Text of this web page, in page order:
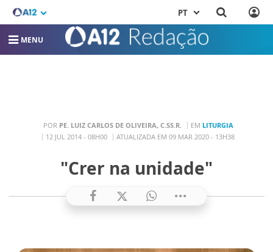
PT
MENU
POR PE. LUIZ CARLOS DE OLIVEIRA, C.SS.R. EM LITURGIA
12 JUL 2014 - 08H00
ATUALIZADA EM 09 MAR 2020 - 13H38
"Crer na unidade"